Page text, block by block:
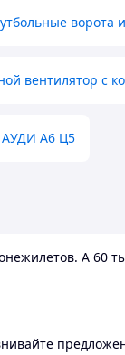
ворота
вентилятор с
АУДИ А6 Ц5
А 60